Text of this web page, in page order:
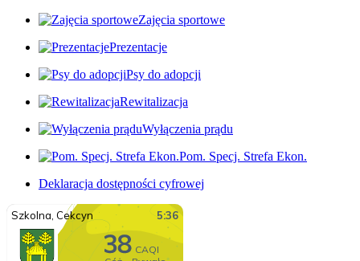
Zajęcia sportowe
Prezentacje
Psy do adopcji
Rewitalizacja
Wyłączenia prądu
Pom. Specj. Strefa Ekon.
Deklaracja dostępności cyfrowej